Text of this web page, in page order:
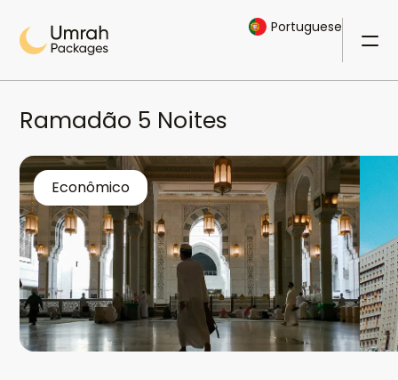
Portuguese
Ramadão 5 Noites
Econômico